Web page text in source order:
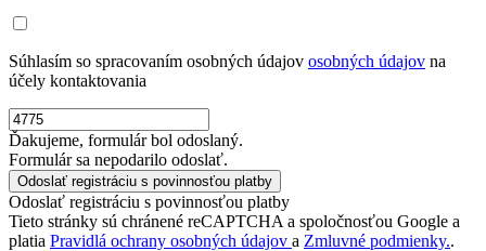
Súhlasím so spracovaním osobných údajov osobných údajov na
účely kontaktovania
Ďakujeme, formulár bol odoslaný.
Formulár sa nepodarilo odoslať.
Odoslať registráciu s povinnosťou platby
Tieto stránky sú chránené reCAPTCHA a spoločnosťou Google a
platia Pravidlá ochrany osobných údajov a Zmluvné podmienky..